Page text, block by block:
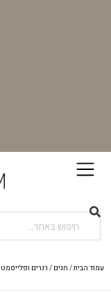
עמוד הבית/ חגים / רנרים